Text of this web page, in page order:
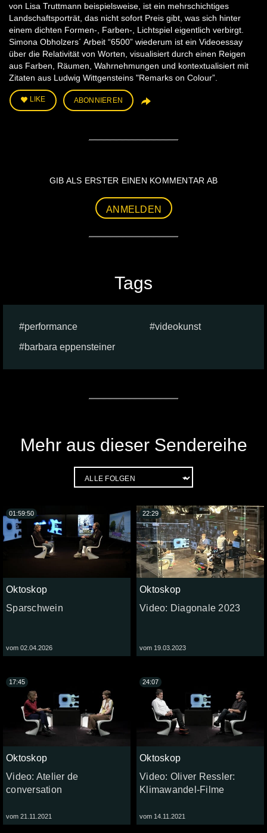
von Lisa Truttmann beispielsweise, ist ein mehrschichtiges
Landschaftsporträt, das nicht sofort Preis gibt, was sich hinter
einem dichten Formen-, Farben-, Lichtspiel eigentlich verbirgt.
Simona Obholzers´ Arbeit “6500” wiederum ist ein Videoessay
über die Relativität von Worten, visualisiert durch einen Reigen
aus Farben, Räumen, Wahrnehmungen und kontextualisiert mit
Zitaten aus Ludwig Wittgensteins ­"Remarks on Colour”.
LIKE ABONNIEREN
GIB ALS ERSTER EINEN KOMMENTAR AB
ANMELDEN
Tags
performance
videokunst
barbara eppensteiner
Mehr aus dieser Sendereihe
Oktoskop
Sparschwein
vom 02.04.2026
01:59:50
Oktoskop
Video: Diagonale 2023
vom 19.03.2023
22:29
Oktoskop
Video: Atelier de
conversation
vom 21.11.2021
17:45
Oktoskop
Video: Oliver Ressler:
Klimawandel-Filme
vom 14.11.2021
24:07